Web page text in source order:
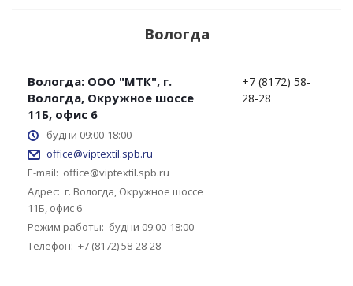
Вологда
Вологда: ООО "МТК", г.
Вологда, Окружное шоссе
11Б, офис 6
будни 09:00-18:00
office@viptextil.spb.ru
E-mail: office@viptextil.spb.ru
Адрес: г. Вологда, Окружное шоссе
11Б, офис 6
Режим работы: будни 09:00-18:00
Телефон: +7 (8172) 58-28-28
+7 (8172) 58-
28-28